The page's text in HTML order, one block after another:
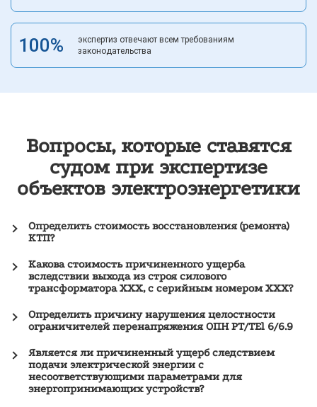
100%
экспертиз отвечают всем требованиям
законодательства
Вопросы, которые ставятся
судом при экспертизе
объектов электроэнергетики
Определить стоимость восстановления (ремонта)
КТП?
Какова стоимость причиненного ущерба
вследствии выхода из строя силового
трансформатора ХХХ, с серийным номером ХХХ?
Определить причину нарушения целостности
ограничителей перенапряжения ОПН PT/TEl 6/6.9
Является ли причиненный ущерб следствием
подачи электрической энергии с
несоответствующими параметрами для
энергопринимающих устройств?